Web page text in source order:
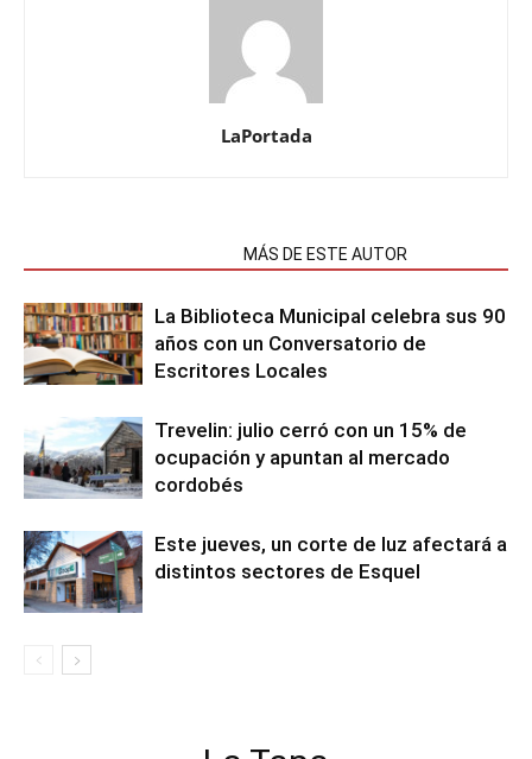
LaPortada
MÁS DE ESTE AUTOR
La Biblioteca Municipal celebra sus 90
años con un Conversatorio de
Escritores Locales
Trevelin: julio cerró con un 15% de
ocupación y apuntan al mercado
cordobés
Este jueves, un corte de luz afectará a
distintos sectores de Esquel